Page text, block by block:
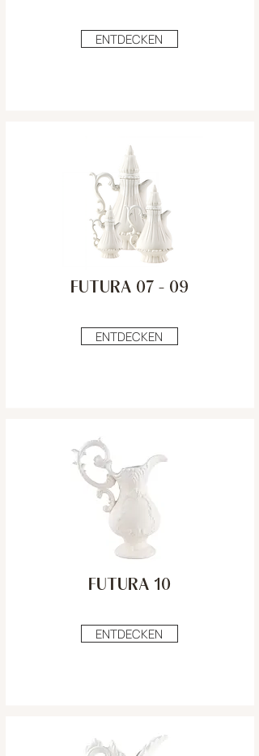
ENTDECKEN
ENTDECKEN
FUTURA 07 - 09
ENTDECKEN
FUTURA 10